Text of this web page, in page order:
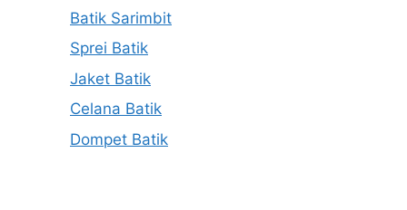
Batik Sarimbit
Sprei Batik
Jaket Batik
Celana Batik
Dompet Batik